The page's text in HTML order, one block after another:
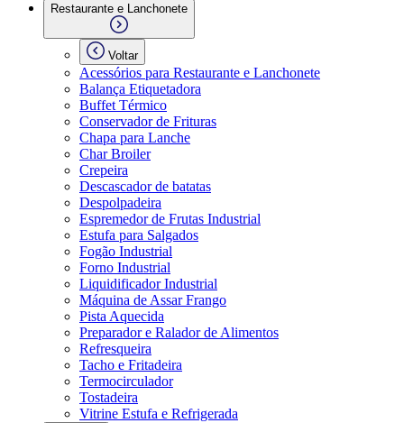
Restaurante e Lanchonete
Voltar
Acessórios para Restaurante e Lanchonete
Balança Etiquetadora
Buffet Térmico
Conservador de Frituras
Chapa para Lanche
Char Broiler
Crepeira
Descascador de batatas
Despolpadeira
Espremedor de Frutas Industrial
Estufa para Salgados
Fogão Industrial
Forno Industrial
Liquidificador Industrial
Máquina de Assar Frango
Pista Aquecida
Preparador e Ralador de Alimentos
Refresqueira
Tacho e Fritadeira
Termocirculador
Tostadeira
Vitrine Estufa e Refrigerada